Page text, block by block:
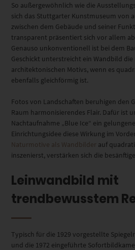
So außergewöhnlich wie die
sich das Stuttgarter Kunstmuseum von
zwischen dem Gebäude und seiner
transparent präsentiert sich vor allem
Genauso unkonventionell ist bei dem
Geschickt unterstreicht ein Wandbild
architektonischen Motivs, wenn es
ebenfalls gleichförmig ist.
Fotos von Landschaften beruhigen den
Raum harmonisierendes Flair. Dafür ist
Nachtaufnahme „Blue Ice“ ein
Einrichtungsidee diese Wirkung im
Naturmotive als Wandbilder auf
inszenierst, verstärken sich die
Leinwandbild mit
trendbewusstem
Typisch für die 1929 vorgestellte
und die 1972 eingeführte